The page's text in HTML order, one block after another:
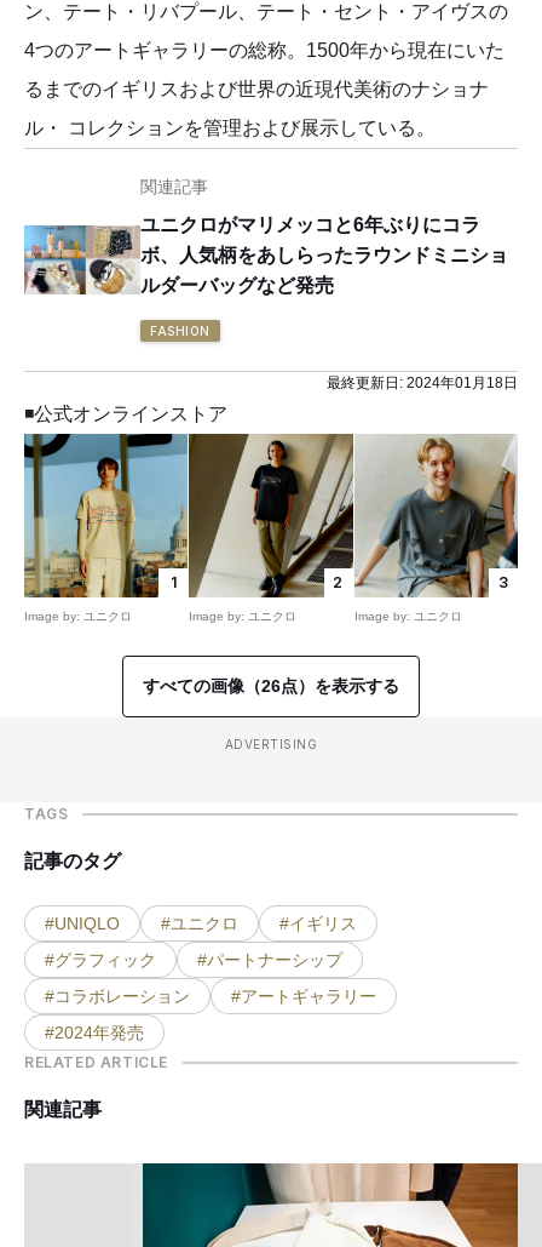
ン、テート・リバプール、テート・セント・アイヴスの
4つのアートギャラリーの総称。1500年から現在にいた
るまでのイギリスおよび世界の近現代美術のナショナ
ル・ コレクションを管理および展示している。
関連記事
ユニクロがマリメッコと6年ぶりにコラ
ボ、人気柄をあしらったラウンドミニショ
ルダーバッグなど発売
FASHION
最終更新日: 2024年01月18日
◾️公式オンラインストア
1
Image by: ユニクロ
2
Image by: ユニクロ
3
Image by: ユニクロ
すべての画像（26点）を表示する
ADVERTISING
TAGS
記事のタグ
#UNIQLO #ユニクロ
#イギリス
#グラフィック
#パートナーシップ
#コラボレーション
#アートギャラリー
#2024年発売
RELATED ARTICLE
関連記事